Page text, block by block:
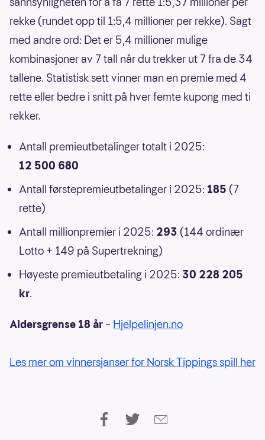
rekke (rundet opp til 1:5,4 millioner per rekke). Sagt
med andre ord: Det er 5,4 millioner mulige
kombinasjoner av 7 tall når du trekker ut 7 fra de 34
tallene. Statistisk sett vinner man en premie med 4
rette eller bedre i snitt på hver femte kupong med ti
rekker.
Antall premieutbetalinger totalt i 2025:
12 500 680
Antall førstepremieutbetalinger i 2025: 185 (7
rette)
Antall millionpremier i 2025: 293 (144 ordinær
Lotto + 149 på Supertrekning)
Høyeste premieutbetaling i 2025: 30 228 205
kr.
Aldersgrense 18 år – Hjelpelinjen.no
Les mer om vinnersjanser for Norsk Tippings spill her